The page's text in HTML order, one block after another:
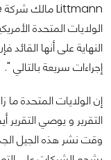
الولايات المتحدة
إجراءات سريعة بالتالي ".
إن الولايات المتحدة
التقرير و يوصي
وقت نشر هذه الجيل